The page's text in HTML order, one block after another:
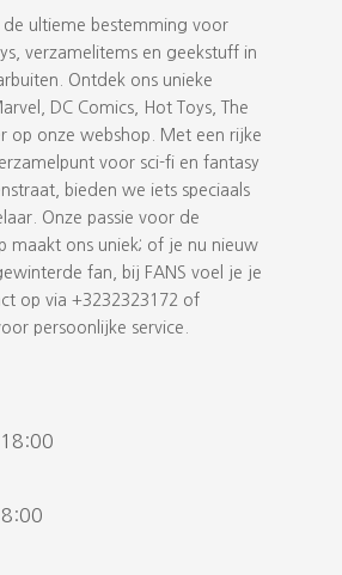
de ultieme bestemming voor
verzamelitems en geekstuff in
Ontdek ons unieke
DC Comics, Hot Toys, The
op onze webshop. Met een rijke
voor sci-fi en fantasy
bieden we iets speciaals
Onze passie voor de
maakt ons uniek; of je nu nieuw
fan, bij FANS voel je je
op via +3232323172 of
persoonlijke service.